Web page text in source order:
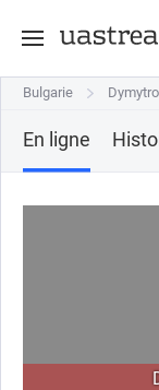
Bulgarie
Bulgarie
En ligne